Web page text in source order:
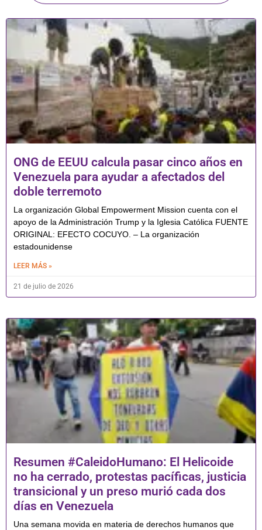
ONG de EEUU calcula pasar cinco años en
Venezuela para ayudar a afectados del
doble terremoto
La organización Global Empowerment Mission cuenta con el
apoyo de la Administración Trump y la Iglesia Católica FUENTE
ORIGINAL: EFECTO COCUYO. – La organización
estadounidense
LEER MÁS »
21 de julio de 2026
Resumen #CaleidoHumano: El Helicoide
no ha cerrado, protestas pacíficas, justicia
transicional y un preso murió cada dos
días en Venezuela
Una semana movida en materia de derechos humanos que